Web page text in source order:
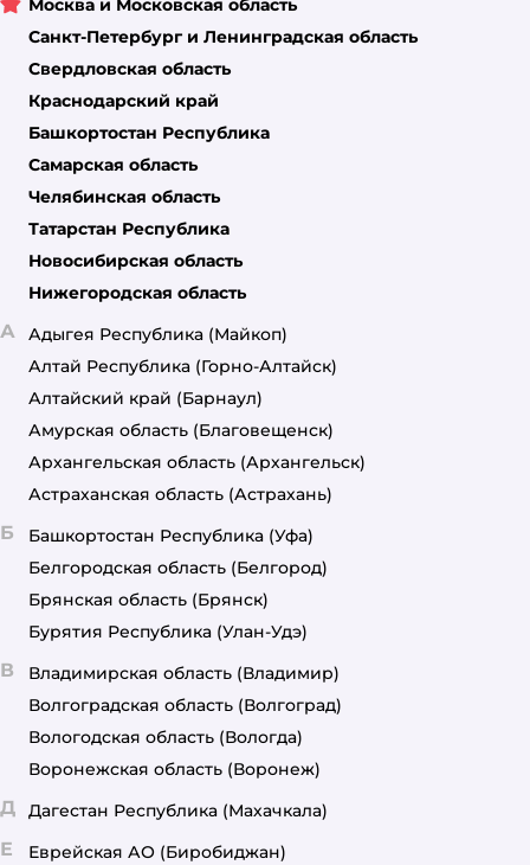
Санкт-Петербург и Ленинградская область
Свердловская область
Краснодарский край
Башкортостан Республика
Самарская область
Челябинская область
Татарстан Республика
Новосибирская область
Нижегородская область
А Адыгея Республика (Майкоп)
Алтай Республика (Горно-Алтайск)
Алтайский край (Барнаул)
Амурская область (Благовещенск)
Архангельская область (Архангельск)
Астраханская область (Астрахань)
Б Башкортостан Республика (Уфа)
Белгородская область (Белгород)
Брянская область (Брянск)
Бурятия Республика (Улан-Удэ)
В Владимирская область (Владимир)
Волгоградская область (Волгоград)
Вологодская область (Вологда)
Воронежская область (Воронеж)
Д Дагестан Республика (Махачкала)
Е Еврейская АО (Биробиджан)